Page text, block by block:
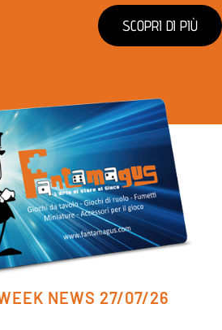
SCOPRI DI PIÙ
SUL BLOG
Notizie
NEWS 27/07/26